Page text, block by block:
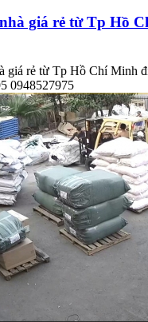
giá rẻ từ Tp Hồ
giá rẻ từ Tp Hồ Chí Minh
0948527975